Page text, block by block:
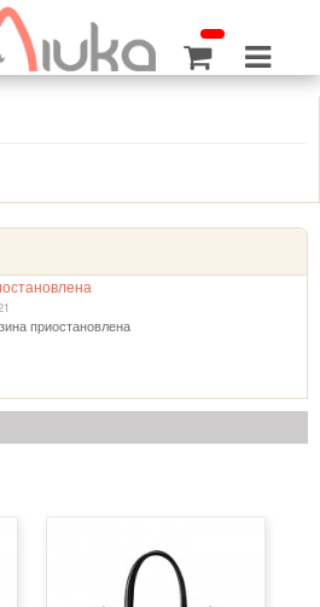
приостановлена